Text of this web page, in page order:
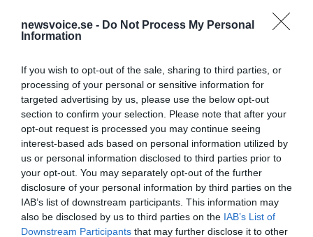
newsvoice.se - Do Not Process My Personal
Information
If you wish to opt-out of the sale, sharing to third parties, or
processing of your personal or sensitive information for
targeted advertising by us, please use the below opt-out
section to confirm your selection. Please note that after your
opt-out request is processed you may continue seeing
interest-based ads based on personal information utilized by
us or personal information disclosed to third parties prior to
your opt-out. You may separately opt-out of the further
disclosure of your personal information by third parties on the
IAB’s list of downstream participants. This information may
also be disclosed by us to third parties on the IAB’s List of
Downstream Participants that may further disclose it to other
Feberns viktiga roll för ett
välfungerande immunsystem